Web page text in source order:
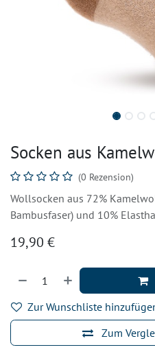
Socken aus
(0 Rezension)
Wollsocken aus 72%
Bambusfaser) und 10%
19,90 €
Zum
Zur Wunschliste